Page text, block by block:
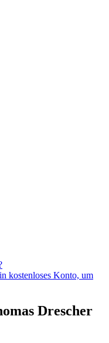
kostenloses Konto, um
Drescher